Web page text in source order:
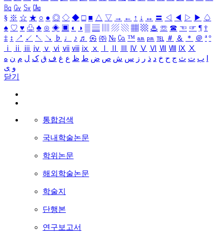
㏃ ㏉ ㏜ ㏆
§ ※ ☆ ★ ○ ● ◎ ◇ ◆ □ ■ △ ▽ → ← ↑ ↓ ↔ 〓 ◁ ◀ ▷ ▶ ♤
♠ ♡ ♥ ♧ ♣ ⊙ ◈ ▣ ◐ ◑ ▒ ▤ ▨ ▧ ▦ ▩ ♨ ☏ ☎ ☜ ☞ ¶ †
‡ ↕ ↗ ↙ ↖ ↘ ♭ ♩ ♪ ♬ ㉿ ㈜ № ㏇ ™ ㏂ ㏘ ℡ ＃ ＆ ＊ ＠ ª º
ⅰ
ⅱ ⅲ ⅳ ⅴ ⅵ ⅶ ⅷ ⅸ ⅹ Ⅳ Ⅴ Ⅵ Ⅶ Ⅷ Ⅸ Ⅹ
ب ت ث ج ح خ د ذ ر ز س ش ص ض ط ظ ع غ ف ق ک ل م ن ه
و ی
닫기
통합검색
국내학술논문
학위논문
해외학술논문
학술지
단행본
연구보고서